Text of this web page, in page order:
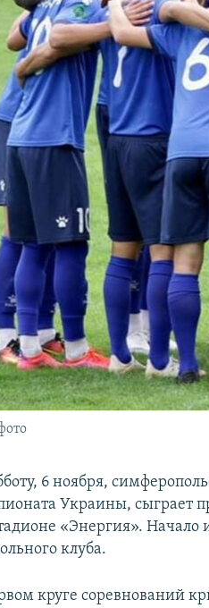
6 ноября,
Украины, сыграет
«Энергия». Начало
клуба.
круге соревнований